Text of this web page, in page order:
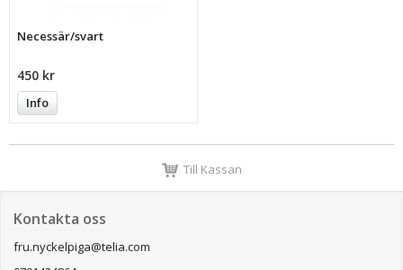
Necessär/svart
450 kr
Info
Till Kassan
Kontakta oss
fru.nyckelpiga@telia.com